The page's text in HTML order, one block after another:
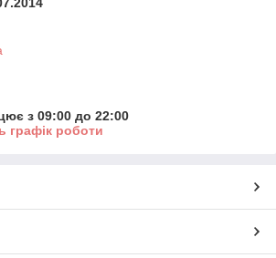
з 09:00 до 22:00
графік роботи